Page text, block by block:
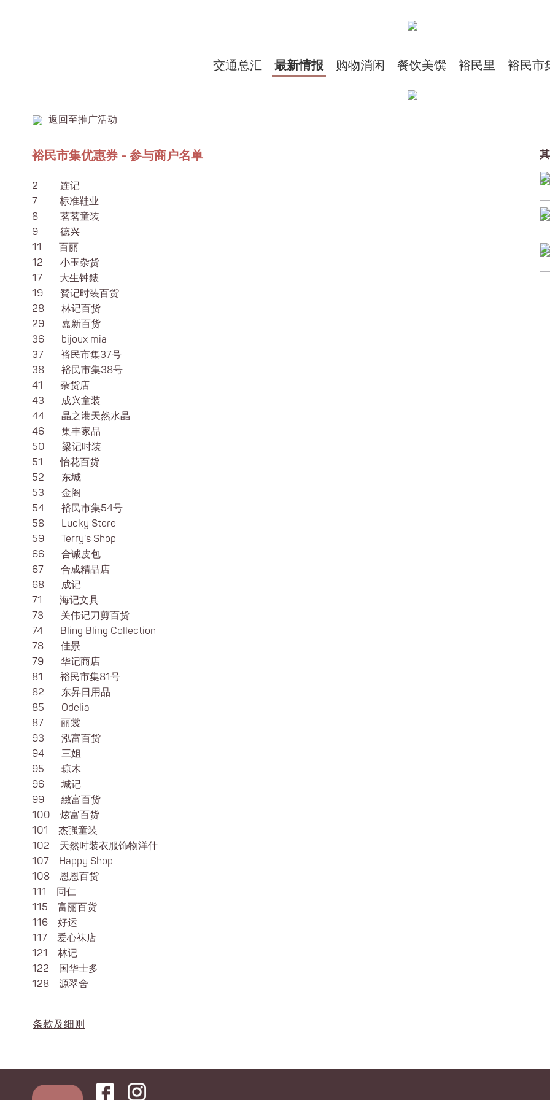
交通总汇 最新情报 购物消闲 餐饮美馔 裕民里 裕民市
返回至推广活动
裕民市集优惠券 - 参与商户名单
2 连记
7 标准鞋业
8 茗茗童装
9 德兴
11 百丽
12 小玉杂货
17 大生钟錶
19 贊记时装百货
28 林记百货
29 嘉新百货
36 bijoux mia
37 裕民市集37号
38 裕民市集38号
41 杂货店
43 成兴童装
44 晶之港天然水晶
46 集丰家品
50 梁记时装
51 怡花百货
52 东城
53 金阁
54 裕民市集54号
58 Lucky Store
59 Terry's Shop
66 合诚皮包
67 合成精品店
68 成记
71 海记文具
73 关伟记刀剪百货
74 Bling Bling Collection
78 佳景
79 华记商店
81 裕民市集81号
82 东昇日用品
85 Odelia
87 丽裳
93 泓富百货
94 三姐
95 琼木
96 城记
99 緻富百货
100 炫富百货
101 杰强童装
102 天然时装衣服饰物洋什
107 Happy Shop
108 恩恩百货
111 同仁
115 富丽百货
116 好运
117 爱心袜店
121 林记
122 国华士多
128 源翠舍
条款及细则